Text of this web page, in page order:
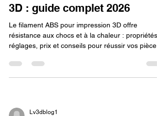
3D : guide complet 2026
Le filament ABS pour impression 3D offre
résistance aux chocs et à la chaleur : propriétés,
réglages, prix et conseils pour réussir vos pièces
Lv3dblog1